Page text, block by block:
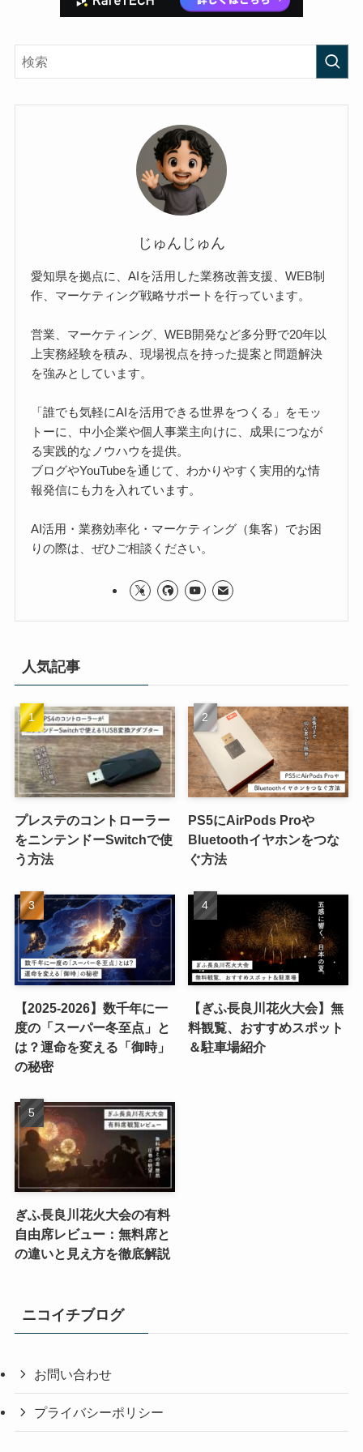
じゅんじゅん
愛知県を拠点に、AIを活用した業務改善支援、WEB制
作、マーケティング戦略サポートを行っています。
営業、マーケティング、WEB開発など多分野で20年以
上実務経験を積み、現場視点を持った提案と問題解決
を強みとしています。
「誰でも気軽にAIを活用できる世界をつくる」をモッ
トーに、中小企業や個人事業主向けに、成果につなが
る実践的なノウハウを提供。
ブログやYouTubeを通じて、わかりやすく実用的な情
報発信にも力を入れています。
AI活用・業務効率化・マーケティング（集客）でお困
りの際は、ぜひご相談ください。
人気記事
プレステのコントローラー
をニンテンドーSwitchで使
う方法
PS5にAirPods Proや
Bluetoothイヤホンをつな
ぐ方法
【2025-2026】数千年に一
度の「スーパー冬至点」と
は？運命を変える「御時」
の秘密
【ぎふ長良川花火大会】無
料観覧、おすすめスポット
＆駐車場紹介
ぎふ長良川花火大会の有料
自由席レビュー：無料席と
の違いと見え方を徹底解説
ニコイチブログ
お問い合わせ
プライバシーポリシー